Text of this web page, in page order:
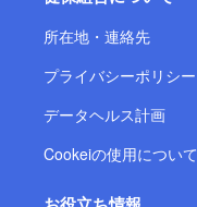
所在地・連絡先
プライバシーポリシー
データヘルス計画
Cookeiの使用について